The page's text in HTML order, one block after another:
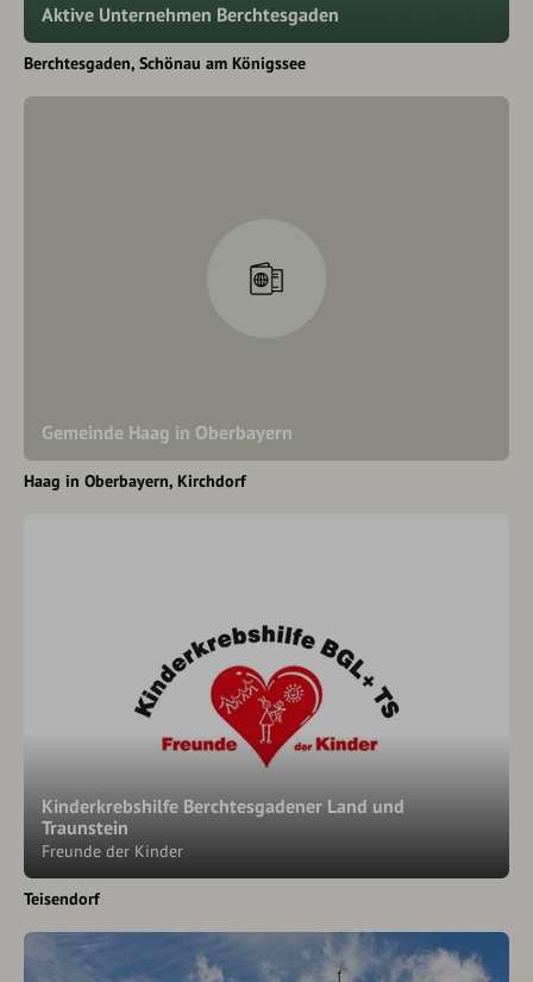
Aktive Unternehmen Berchtesgaden
Berchtesgaden Schönau am Königssee
Gemeinde Haag in Oberbayern
Haag in Oberbayern Kirchdorf
Kinderkrebshilfe Berchtesgadener Land und
Traunstein
Freunde der Kinder
Teisendorf